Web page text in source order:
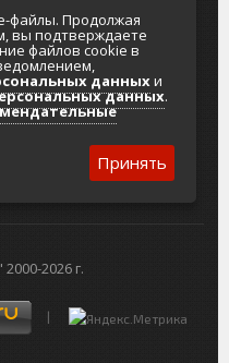
обработки
данных
персональных
2026 г.
файлы. Продолжая
вы подтверждаете
файлов cookie в
данныхи
данных.
Принять